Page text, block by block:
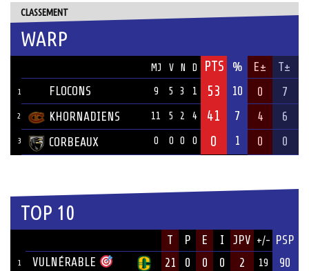
CLASSEMENT
WARP
MJ V N D PTS % E± T±
1 FLOCONS 9 5 3 1 53 10 0 7
2 KHORNADIENS 11 5 2 4 41 7 4 6
3 CORBEAUX 0 0 0 0 0 1 0 0
TOP 10
T P E I JPV +/- PSP
1 VULNÉRABLE 21 0 0 0 2 19 90